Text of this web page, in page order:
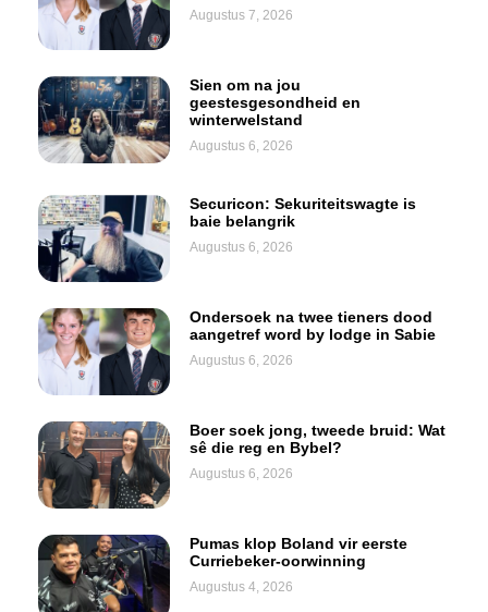
Augustus 7, 2026
Sien om na jou
geestesgesondheid en
winterwelstand
Augustus 6, 2026
Securicon: Sekuriteitswagte is
baie belangrik
Augustus 6, 2026
Ondersoek na twee tieners dood
aangetref word by lodge in Sabie
Augustus 6, 2026
Boer soek jong, tweede bruid: Wat
sê die reg en Bybel?
Augustus 6, 2026
Pumas klop Boland vir eerste
Curriebeker-oorwinning
Augustus 4, 2026